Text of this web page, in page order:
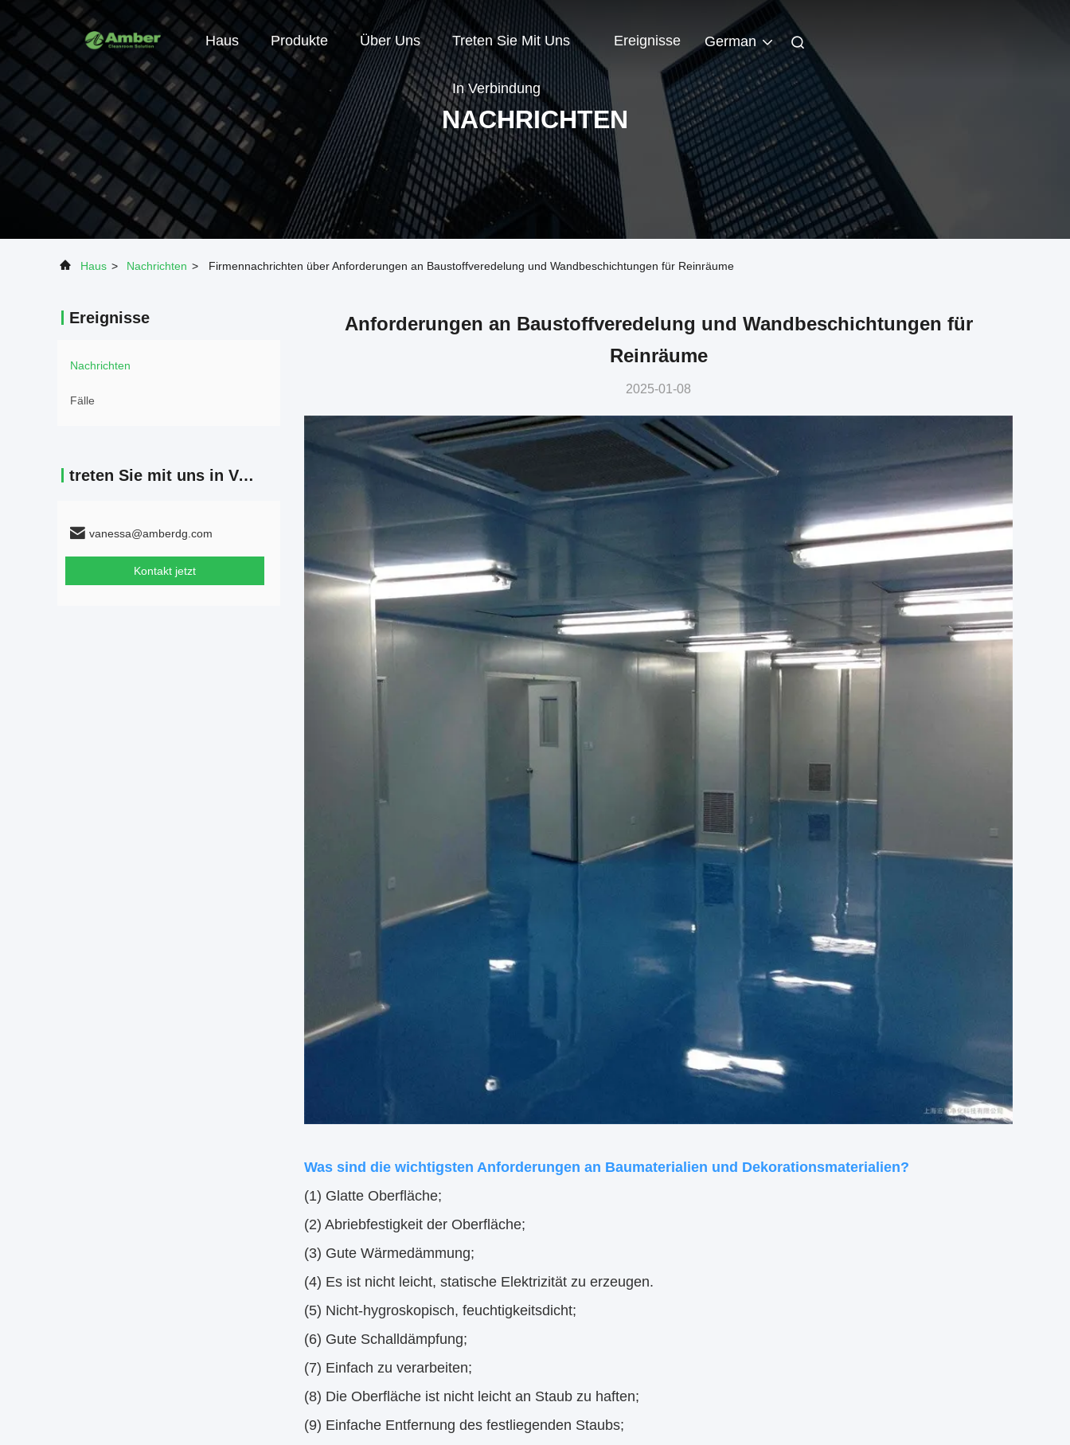
Haus Produkte Über Uns Treten Sie Mit Uns
In Verbindung
Ereignisse German
NACHRICHTEN
Haus > Nachrichten > Firmennachrichten über Anforderungen an Baustoffveredelung und Wandbeschichtungen für Reinräume
Ereignisse
Nachrichten
Fälle
treten Sie mit uns in Verbindung
vanessa@amberdg.com
Kontakt jetzt
Anforderungen an Baustoffveredelung und Wandbeschichtungen für
Reinräume
2025-01-08
Was sind die wichtigsten Anforderungen an Baumaterialien und Dekorationsmaterialien?
(1) Glatte Oberfläche;
(2) Abriebfestigkeit der Oberfläche;
(3) Gute Wärmedämmung;
(4) Es ist nicht leicht, statische Elektrizität zu erzeugen.
(5) Nicht-hygroskopisch, feuchtigkeitsdicht;
(6) Gute Schalldämpfung;
(7) Einfach zu verarbeiten;
(8) Die Oberfläche ist nicht leicht an Staub zu haften;
(9) Einfache Entfernung des festliegenden Staubs;